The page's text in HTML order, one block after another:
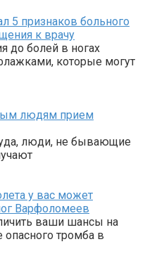
5 признаков больного
к врачу
до болей в ногах
которые могут
людям прием
люди, не бывающие
у вас может
Варфоломеев
ваши шансы на
тромба в